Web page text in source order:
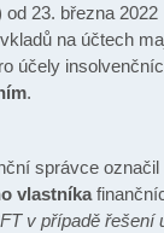
23. března 2022
na účtech
účely
.
správce
vlastníka
v případě řešení